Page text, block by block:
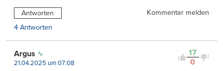
Antworten
Kommentar melden
4 Antworten
17
0
Argus
21.04.2025 um 07:08